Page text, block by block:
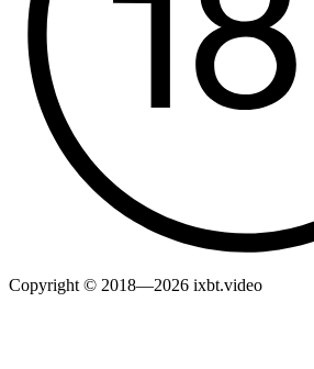
Copyright © 2018—2026 ixbt.video